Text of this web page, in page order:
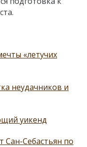
«летучих
неудачников и
уикенд
Сан-Себастьян по